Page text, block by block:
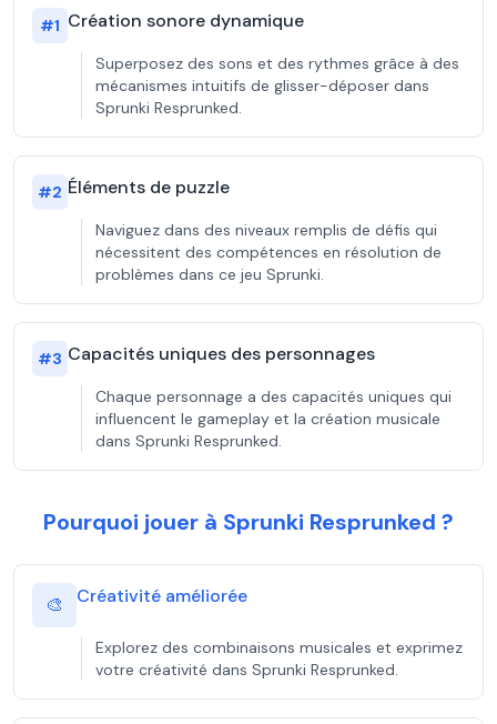
#1 Création sonore dynamique
Superposez des sons et des rythmes grâce à des
mécanismes intuitifs de glisser-déposer dans
Sprunki Resprunked.
#2 Éléments de puzzle
Naviguez dans des niveaux remplis de défis qui
nécessitent des compétences en résolution de
problèmes dans ce jeu Sprunki.
#3 Capacités uniques des personnages
Chaque personnage a des capacités uniques qui
influencent le gameplay et la création musicale
dans Sprunki Resprunked.
Pourquoi jouer à Sprunki Resprunked ?
🎨 Créativité améliorée
Explorez des combinaisons musicales et exprimez
votre créativité dans Sprunki Resprunked.